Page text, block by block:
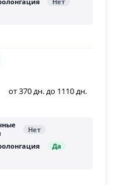
от 370 дн. до 1110 дн.